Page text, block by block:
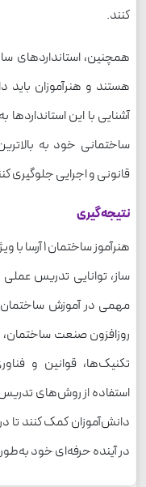
کنند.
همچنین،
هستند و هنرآموزان باید
آشنایی با این
ساختمانی خود به
قانونی و اجرایی جلوگیری
نتیجه‌گیری
هنرآموز
ساز، توانایی تدریس
مهمی در آموزش
روزافزون صنعت ساختمان،
تکنیک‌ها، قوانین و
استفاده از روش‌های تدریس
دانش‌آموزان کمک کنند تا
در آینده حرفه‌ای خود